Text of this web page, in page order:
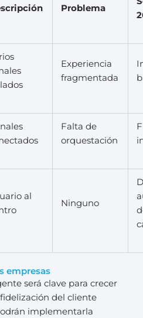
Problema
Experiencia
fragmentada
Falta de
orquestación
al
Ninguno
empresas
será clave para crecer
del cliente
implementarla